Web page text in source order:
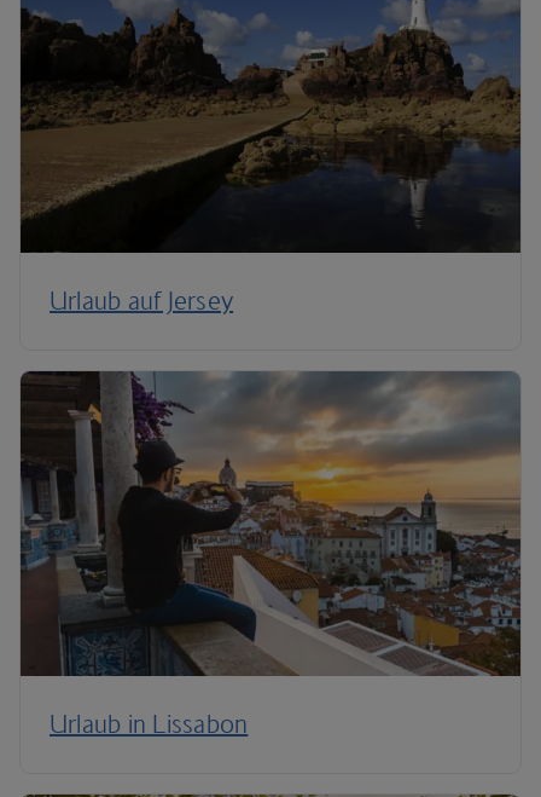
Urlaub auf Jersey
Urlaub in Lissabon